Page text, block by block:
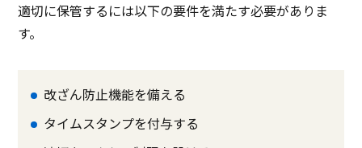
適切に保管するには以下の要件を満たす必要がありま
す。
改ざん防止機能を備える
タイムスタンプを付与する